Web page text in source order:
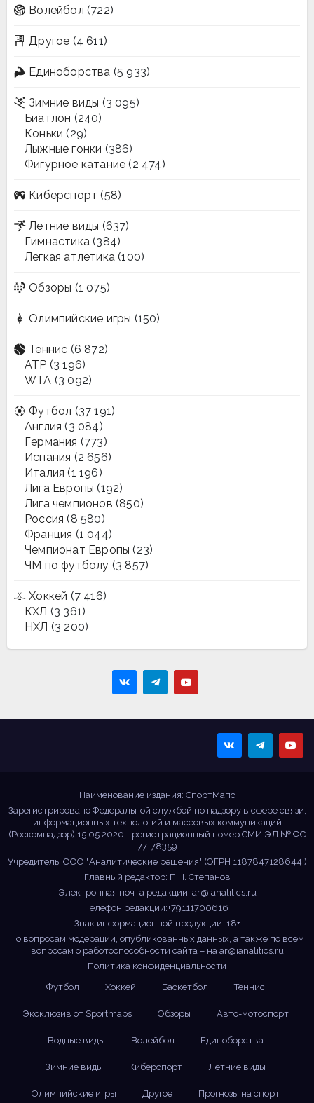
Волейбол (722)
Другое (4 611)
Единоборства (5 933)
Зимние виды (3 095)
Биатлон (240)
Коньки (29)
Лыжные гонки (386)
Фигурное катание (2 474)
Киберспорт (58)
Летние виды (637)
Гимнастика (384)
Легкая атлетика (100)
Обзоры (1 075)
Олимпийские игры (150)
Теннис (6 872)
ATP (3 196)
WTA (3 092)
Футбол (37 191)
Англия (3 084)
Германия (773)
Испания (2 656)
Италия (1 196)
Лига Европы (192)
Лига чемпионов (850)
Россия (8 580)
Франция (1 044)
Чемпионат Европы (23)
ЧМ по футболу (3 857)
Хоккей (7 416)
КХЛ (3 361)
НХЛ (3 200)
Наименование издания: СпортМапс
Зарегистрировано Федеральной службой по надзору в сфере связи,
информационных технологий и массовых коммуникаций
(Роскомнадзор) 15.05.2020г. регистрационный номер СМИ ЭЛ № ФС
77-78359
Учредитель: ООО "Аналитические решения" (ОГРН 1187847128644 )
Главный редактор: П.Н. Степанов
Электронная почта редакции: ar@ianalitics.ru
Телефон редакции:+79111700616
Знак информационной продукции: 18+
По вопросам модерации, опубликованных данных, а также по всем
вопросам о работоспособности сайта – на ar@ianalitics.ru
Политика конфиденциальности
Футбол
Хоккей Баскетбол Теннис
Эксклюзив от Sportmaps Обзоры Авто-мотоспорт
Водные виды Волейбол Единоборства
Зимние виды Киберспорт Летние виды
Олимпийские игры Другое Прогнозы на спорт